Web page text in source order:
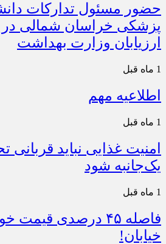
حضور مسئول تدارکات
پزشکی خراسان شمالی در
ارزیابان وزارت بهداشت
1 ماه قبل
اطلاعیه مهم
1 ماه قبل
امنیت غذایی نباید قربانی
یک‌جانبه شود
1 ماه قبل
فاصله ۴۵ درصدی
خیابان!